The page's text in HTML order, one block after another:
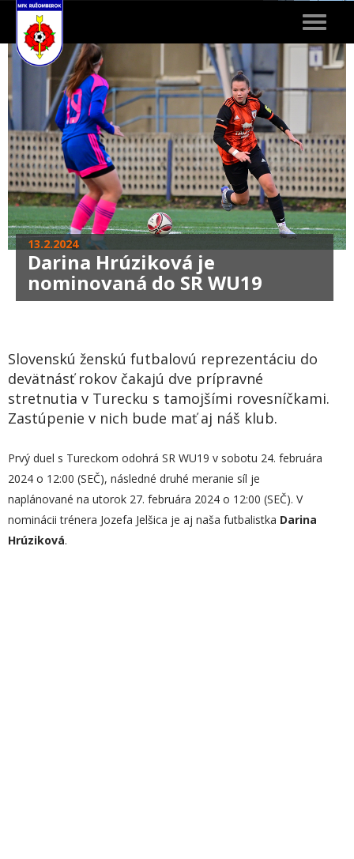
Toggle
13.2.2024
Darina Hrúziková je
nominovaná do SR WU19
Slovenskú ženskú futbalovú reprezentáciu do
devätnásť rokov čakajú dve prípravné
stretnutia v Turecku s tamojšími rovesníčkami.
Zastúpenie v nich bude mať aj náš klub.
Prvý duel s Tureckom odohrá SR WU19 v sobotu 24. februára
2024 o 12:00 (SEČ), následné druhé meranie síl je
naplánované na utorok 27. februára 2024 o 12:00 (SEČ). V
nominácii trénera Jozefa Jelšica je aj naša futbalistka Darina
Hrúziková.